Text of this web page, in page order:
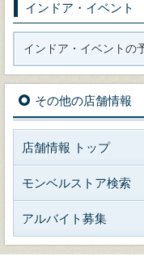
インドア・イベント
インドア・イベントの
その他の店舗情報
店舗情報 トップ
モンベルストア検索
アルバイト募集